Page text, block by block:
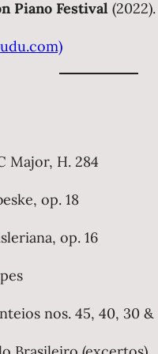
Piano Festival(2022).
Major, H. 284
op. 18
op. 16
nos. 45, 40, 30 &